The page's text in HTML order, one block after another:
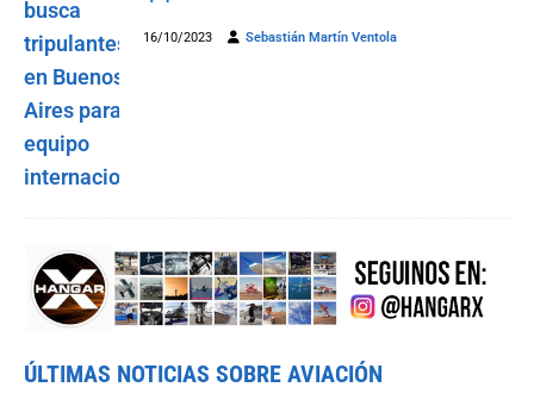
16/10/2023 Sebastián Martín Ventola
ÚLTIMAS NOTICIAS SOBRE AVIACIÓN